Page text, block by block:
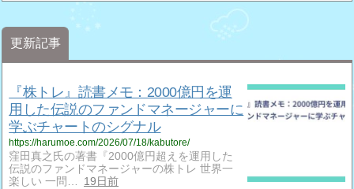
更新記事
『株トレ』読書メモ：2000億円を運
用した伝説のファンドマネージャーに
学ぶチャートのシグナル
https://harumoe.com/2026/07/18/kabutore/
窪田真之氏の著書『2000億円超えを運用した
伝説のファンドマネージャーの株トレ 世界一
楽しい 一問…
19日前